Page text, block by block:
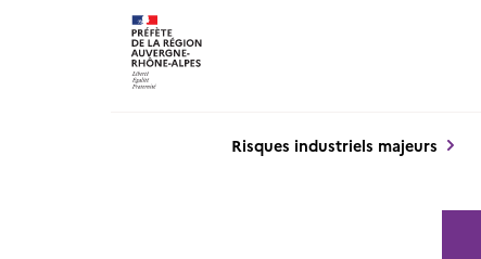
Risques industriels majeurs
Panneau de gestion des cookies